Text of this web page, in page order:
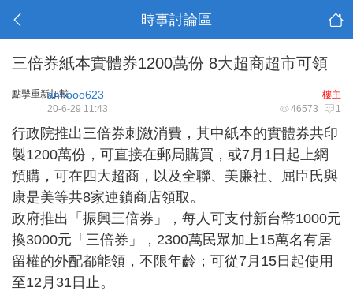
時事討論區
三倍券紙本實體券1200萬份 8大超商超市可領
點擊重新加載 樓主
annooo623
46573 1
20-6-29 11:43
行政院推出三倍券刺激消費，其中紙本的實體券共印
製1200萬份，可直接在郵局購買，或7月1日起上網
預購，可在四大超商，以及全聯、美廉社、屈臣氏與
康是美等共8家連鎖商店領取。
政府推出「振興三倍券」，每人可支付新台幣1000元
換3000元「三倍券」，2300萬民眾加上15萬名有居
留權的外配都能領，不限年齡；可從7月15日起使用
至12月31日止。